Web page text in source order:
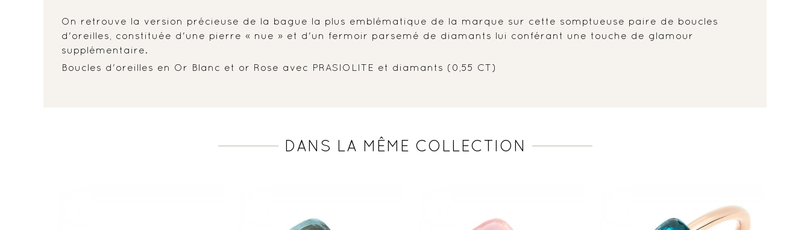
On retrouve la version précieuse de la bague la plus emblématique de la marque sur cette somptueuse paire de boucles
d'oreilles, constituée d'une pierre « nue » et d'un fermoir parsemé de diamants lui conférant une touche de glamour
supplémentaire.
Boucles d'oreilles en Or Blanc et or Rose avec PRASIOLITE et diamants (0,55 CT)
DANS LA MÊME COLLECTION